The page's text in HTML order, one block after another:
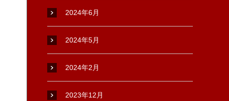
2024年6月
2024年5月
2024年2月
2023年12月